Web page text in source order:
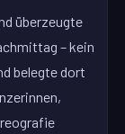
überzeugte
– kein
belegte dort